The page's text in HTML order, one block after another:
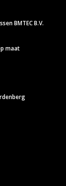
BMTEC B.V.
maat